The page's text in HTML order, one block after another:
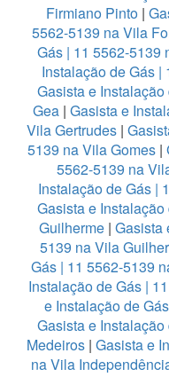
Firmiano Pinto|
5562-5139 na Vila
Gás | 11 5562-5139
Instalação de Gás
Gasista e
Gea | Gasista e
Vila Gertrudes |
5139 na Vila Gomes |
5562-5139 na
Instalação de Gás |
Gasista e
Guilherme | Gasista
5139 na Vila
Gás | 11 5562-5139
Instalação de Gás |
e Instalação de
Gasista e
Medeiros | Gasista e
na Vila